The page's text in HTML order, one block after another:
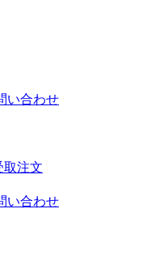
い合わせ
取注文
い合わせ